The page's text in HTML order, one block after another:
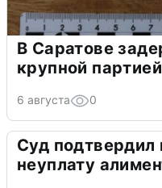
В Саратове
крупной
6 августа 0
Суд подтвердил
неуплату